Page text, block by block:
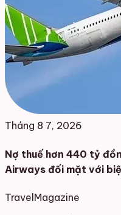
Tháng 8 7, 2026
Nợ thuế hơn 440 tỷ
Airways đối mặt với
TravelMagazine